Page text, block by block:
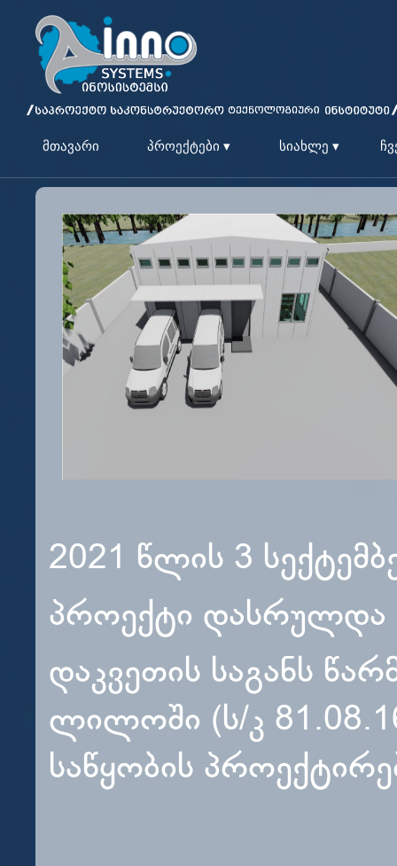
მთავარი პროექტები ▾ სიახლე ▾
2021 წლის 3
პროექტი დასრულდა
დაკვეთის საგანს
ლილოში (ს/კ
საწყობის